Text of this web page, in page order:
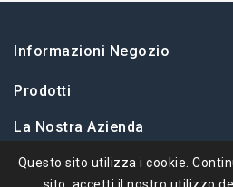
Informazioni Negozio
Prodotti
La Nostra Azienda
Il Tuo Account
Questo sito utilizza i cookie.